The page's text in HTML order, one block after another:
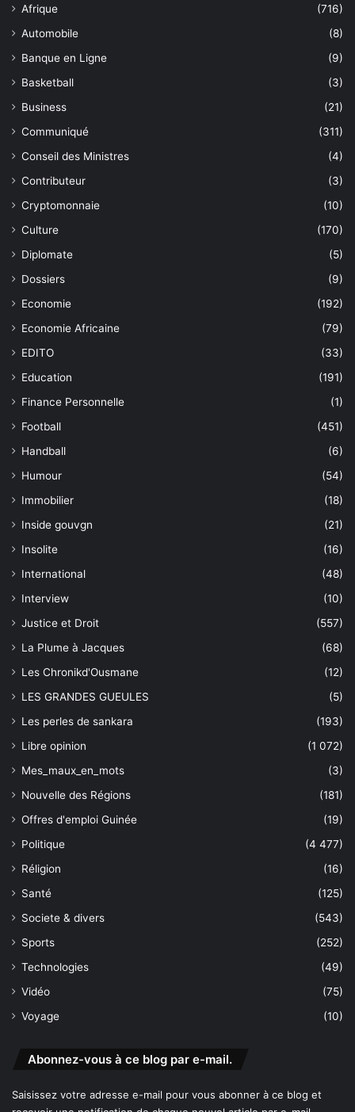
Afrique
(716)
Automobile
(8)
Banque en Ligne
(9)
Basketball
(3)
Business
(21)
Communiqué
(311)
Conseil des Ministres
(4)
Contributeur
(3)
Cryptomonnaie
(10)
Culture
(170)
Diplomate
(5)
Dossiers
(9)
Economie
(192)
Economie Africaine
(79)
EDITO
(33)
Education
(191)
Finance Personnelle
(1)
Football
(451)
Handball
(6)
Humour
(54)
Immobilier
(18)
Inside gouvgn
(21)
Insolite
(16)
International
(48)
Interview
(10)
Justice et Droit
(557)
La Plume à Jacques
(68)
Les Chronikd'Ousmane
(12)
LES GRANDES GUEULES
(5)
Les perles de sankara
(193)
Libre opinion
(1 072)
Mes_maux_en_mots
(3)
Nouvelle des Régions
(181)
Offres d'emploi Guinée
(19)
Politique
(4 477)
Réligion
(16)
Santé
(125)
Societe & divers
(543)
Sports
(252)
Technologies
(49)
Vidéo
(75)
Voyage
(10)
Abonnez-vous à ce blog par e-mail.
Saisissez votre adresse e-mail pour vous abonner à ce blog et